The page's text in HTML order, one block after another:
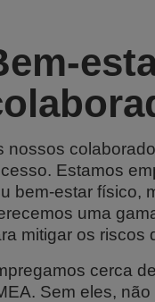
nossos
Estamos
bem-estar físico,
uma
mitigar os riscos
cerca
Sem eles,